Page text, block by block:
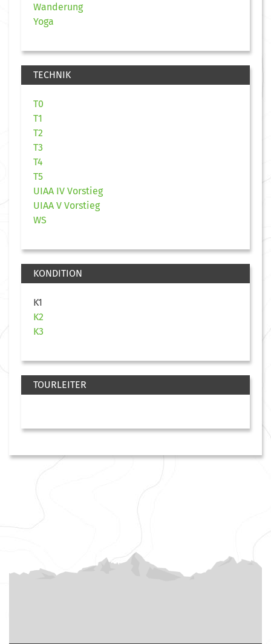
Wanderung
Yoga
TECHNIK
T0
T1
T2
T3
T4
T5
UIAA IV Vorstieg
UIAA V Vorstieg
WS
KONDITION
K1
K2
K3
TOURLEITER